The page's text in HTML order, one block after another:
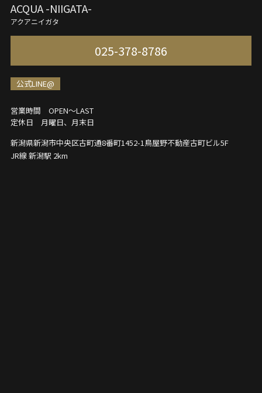
ACQUA -NIIGATA-
アクアニイガタ
025-378-8786
公式LINE@
営業時間 OPEN～LAST
定休日 月曜日、月末日
新潟県新潟市中央区古町通8番町1452-1鳥屋野不動産古町ビル5F
JR線 新潟駅 2km